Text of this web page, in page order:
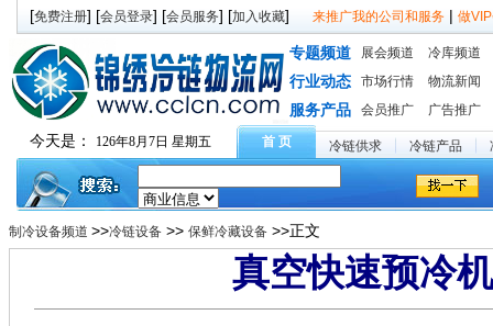
[免费注册] [会员登录] [会员服务] [加入收藏] 来推广我的公司和服务 | 做
专题频道 展会频道 冷库频道
行业动态 市场行情 物流新闻
服务产品 会员推广 广告推广
今天是： 126年8月7日 星期五 首 页 冷链供求 冷链产品
制冷设备频道 >>冷链设备>> 保鲜冷藏设备>>正文
真空快速预冷机